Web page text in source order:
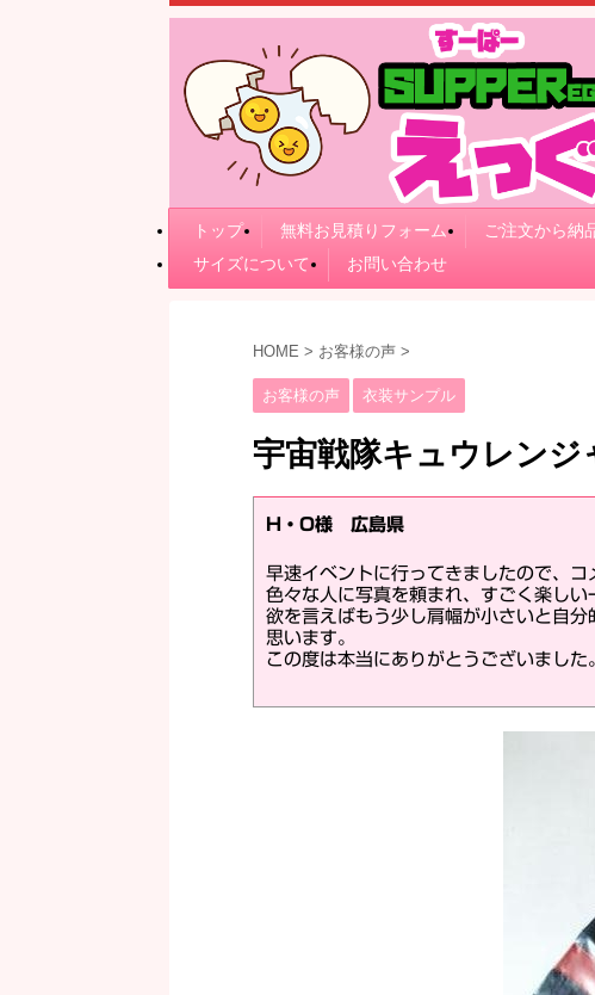
トップ 無料お見積りフォーム ご注文から納
サイズについて
お問い合わせ
HOME > お客様の声 >
お客様の声 衣装サンプル
宇宙戦隊キュウレン
H・O様 広島県
早速イベントに行ってきましたので、コ
色々な人に写真を頼まれ、すごく楽しい
欲を言えばもう少し肩幅が小さいと自
思います。
この度は本当にありがとうございました